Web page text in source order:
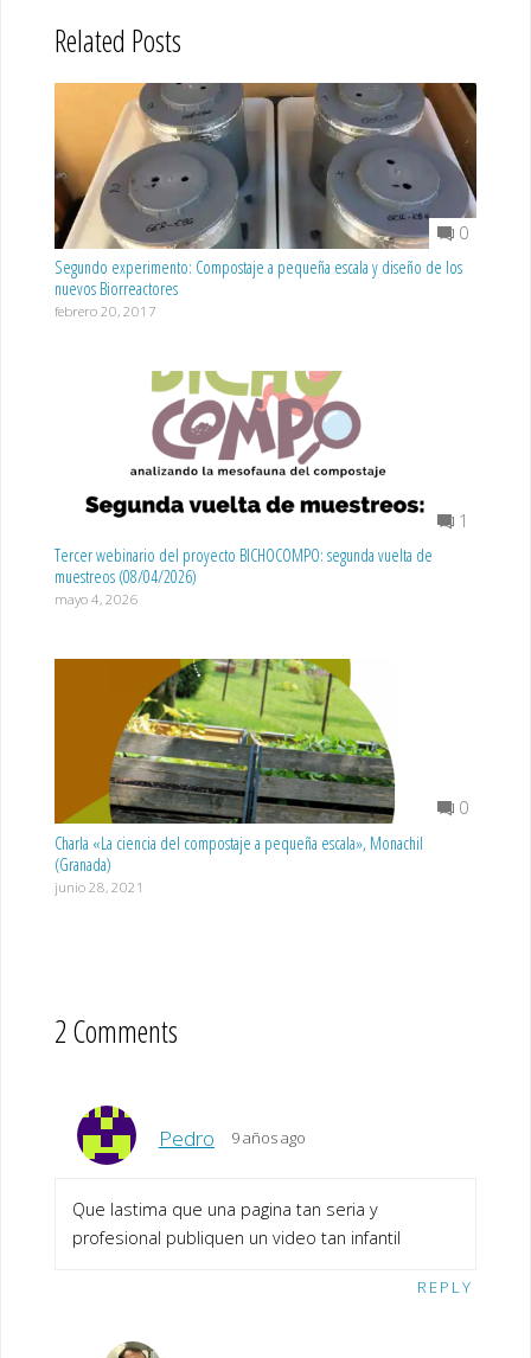
Related Posts
0
Segundo experimento: Compostaje a pequeña escala y diseño de los
nuevos Biorreactores
febrero 20, 2017
1
Tercer webinario del proyecto BICHOCOMPO: segunda vuelta de
muestreos (08/04/2026)
mayo 4, 2026
0
Charla «La ciencia del compostaje a pequeña escala», Monachil
(Granada)
junio 28, 2021
2 Comments
Pedro 9 años ago
Que lastima que una pagina tan seria y
profesional publiquen un video tan infantil
REPLY